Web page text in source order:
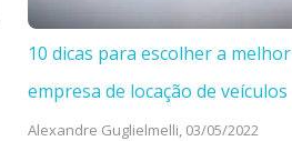
10 dicas para escolher a melhor
empresa de locação de veículos
Alexandre Guglielmelli, 03/05/2022